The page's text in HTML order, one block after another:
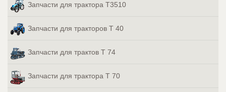
Запчасти для трактора Т3510
Запчасти для тракторов Т 40
Запчасти для трактов Т 74
Запчасти для трактора Т 70